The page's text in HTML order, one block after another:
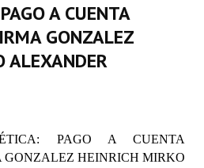
A CUENTA
GONZALEZ
ALEXANDER
PAGO A CUENTA
GONZALEZ HEINRICH MIRKO